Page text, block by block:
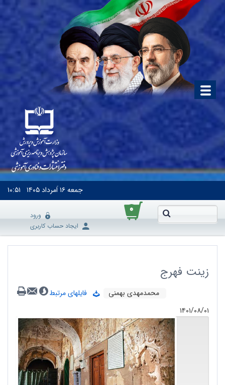
جمعه۱۶ اَمرداد ۱۴۰۵ ۱۰:۵۱
۰
ورود
ایجاد حساب کاربری
زینت فهرج
محمدمهدی بهمنی
فایلهای مرتبط
۱۴۰۱/۰۸/۰۱